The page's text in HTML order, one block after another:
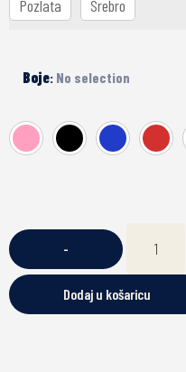
Pozlata Srebro
Boje: No selection
-
Dodaj u košaricu